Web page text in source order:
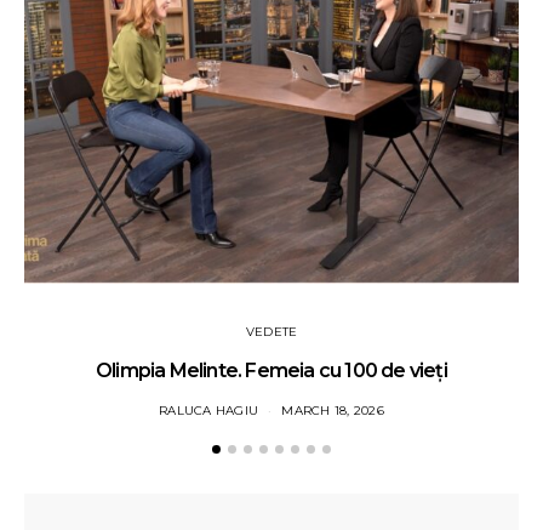
VEDETE
Olimpia Melinte. Femeia cu 100 de vieți
RALUCA HAGIU MARCH 18, 2026